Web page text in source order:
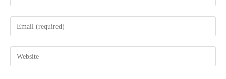
your
name
comment
Enter
your
email
address
Enter
your